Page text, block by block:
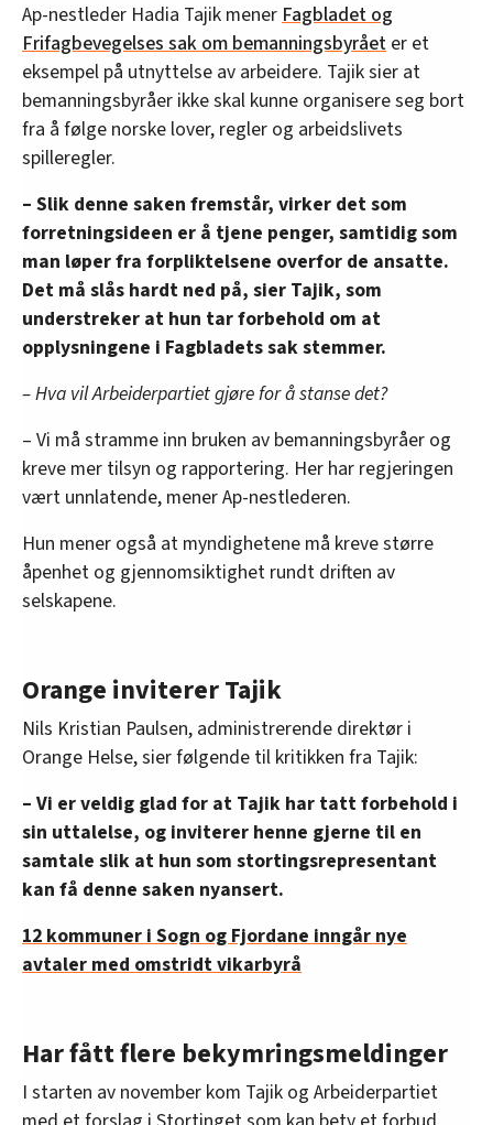
Ap-nestleder Hadia Tajik menerFagbladet og
Frifagbevegelses sak om bemanningsbyrået er et
eksempel på utnyttelse av arbeidere. Tajik sier at
bemanningsbyråer ikke skal kunne organisere seg bort
fra å følge norske lover, regler og arbeidslivets
spilleregler.
– Slik denne saken fremstår, virker det som
forretningsideen er å tjene penger, samtidig som
man løper fra forpliktelsene overfor de ansatte.
Det må slås hardt ned på, sier Tajik, som
understreker at hun tar forbehold om at
opplysningene i Fagbladets sak stemmer.
– Hva vil Arbeiderpartiet gjøre for å stanse det?
– Vi må stramme inn bruken av bemanningsbyråer og
kreve mer tilsyn og rapportering. Her har regjeringen
vært unnlatende, mener Ap-nestlederen.
Hun mener også at myndighetene må kreve større
åpenhet og gjennomsiktighet rundt driften av
selskapene.
Orange inviterer Tajik
Nils Kristian Paulsen, administrerende direktør i
Orange Helse, sier følgende til kritikken fra Tajik:
– Vi er veldig glad for at Tajik har tatt forbehold i
sin uttalelse, og inviterer henne gjerne til en
samtale slik at hun som stortingsrepresentant
kan få denne saken nyansert.
12 kommuner i Sogn og Fjordane inngår nye
avtaler med omstridt vikarbyrå
Har fått flere bekymringsmeldinger
I starten av november kom Tajik og Arbeiderpartiet